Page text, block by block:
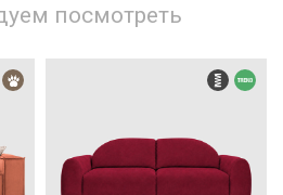
посмотреть